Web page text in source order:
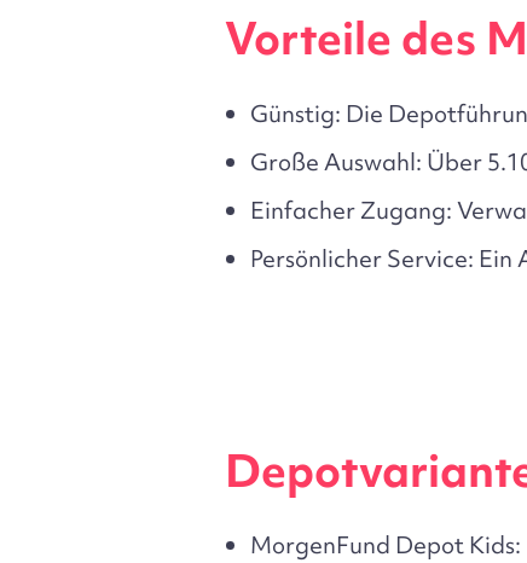
Vorteile des
Günstig: Die
Große Auswahl: Über
Einfacher Zugang:
Persönlicher Service: Ein
MorgenFund Depot Kids: